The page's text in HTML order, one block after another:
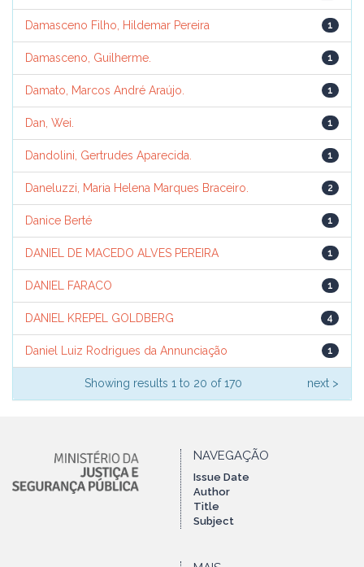
Damasceno Filho, Hildemar Pereira 1
Damasceno, Guilherme. 1
Damato, Marcos André Araújo. 1
Dan, Wei. 1
Dandolini, Gertrudes Aparecida. 1
Daneluzzi, Maria Helena Marques Braceiro. 2
Danice Berté 1
DANIEL DE MACEDO ALVES PEREIRA 1
DANIEL FARACO 1
DANIEL KREPEL GOLDBERG 4
Daniel Luiz Rodrigues da Annunciação 1
Showing results 1 to 20 of 170 next >
NAVEGAÇÃO
Issue Date
Author
Title
Subject